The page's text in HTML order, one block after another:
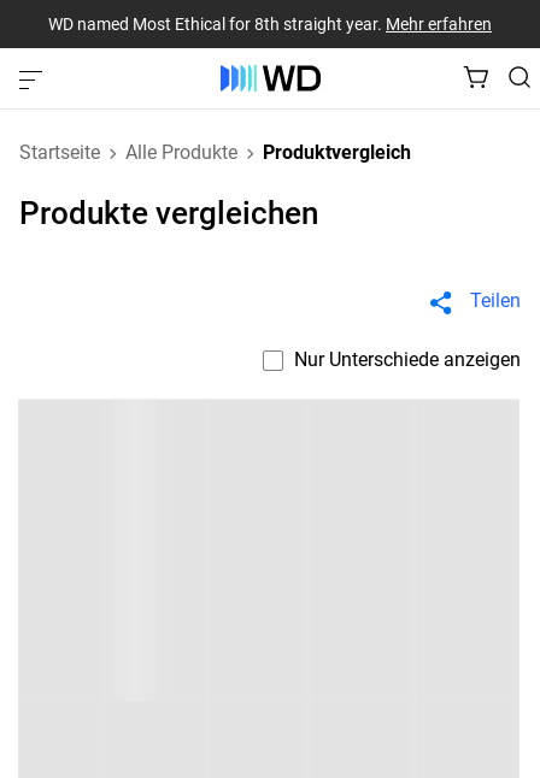
WD named Most Ethical for 8th straight year. Mehr erfahren
Startseite Alle Produkte Produktvergleich
Produkte vergleichen
Teilen
Nur Unterschiede anzeigen